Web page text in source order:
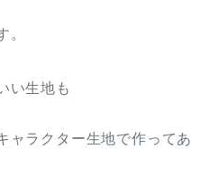
。
い生地も
ャラクター生地で作ってあ